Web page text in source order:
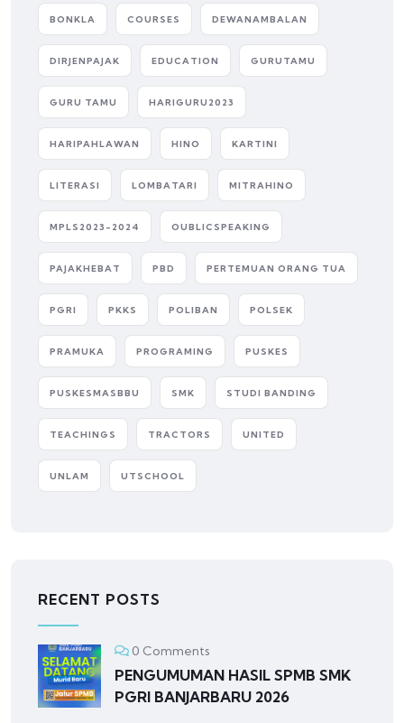
BONKLA COURSES DEWANAMBALAN
DIRJENPAJAK EDUCATION GURUTAMU
GURU TAMU HARIGURU2023
HARIPAHLAWAN HINO KARTINI
LITERASI LOMBATARI MITRAHINO
MPLS2023-2024 OUBLICSPEAKING
PAJAKHEBAT PBD PERTEMUAN ORANG TUA
PGRI PKKS POLIBAN POLSEK
PRAMUKA PROGRAMING PUSKES
PUSKESMASBBU SMK STUDI BANDING
TEACHINGS TRACTORS UNITED
UNLAM UTSCHOOL
RECENT POSTS
0 Comments
PENGUMUMAN HASIL SPMB SMK
PGRI BANJARBARU 2026